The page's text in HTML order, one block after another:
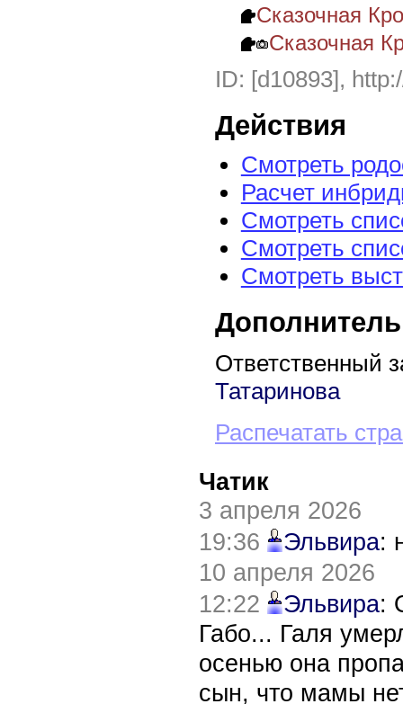
Сказочная
Сказочная
ID: [d10893],
Действия
Смотреть
Расчет
Смотреть
Смотреть
Смотреть
Ответственный
Татаринова
Распечатать
Чатик
3 апреля 2026
19:36
Эльвира:
10 апреля 2026
12:22
Эльвира:
Габо... Галя
осенью она
сын, что мамы